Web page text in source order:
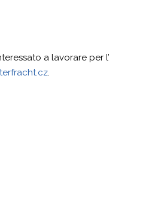
a lavorare per l’
.